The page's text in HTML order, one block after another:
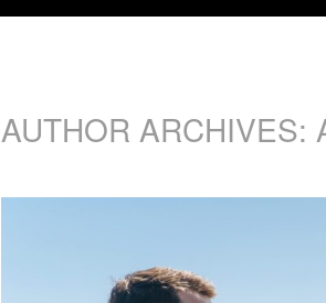
AUTHOR ARCHIVES: